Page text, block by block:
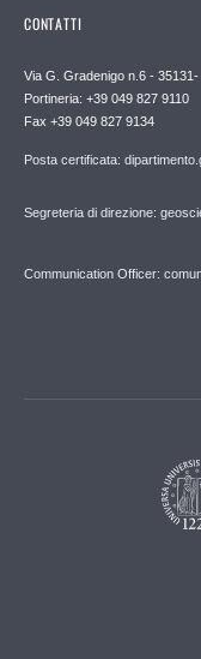
CONTATTI
Via G. Gradenigo n.6 -
Portineria: +39 049 827 9110
Fax +39 049 827 9134
Posta certificata:
Segreteria di direzione:
Communication Officer: